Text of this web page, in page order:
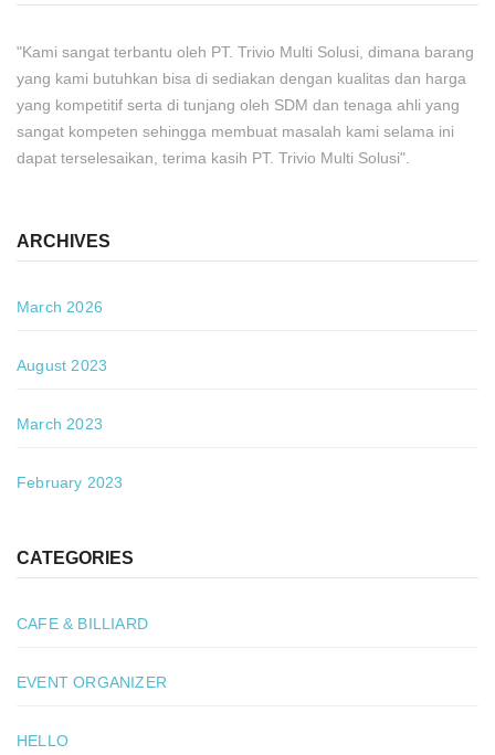
"Kami sangat terbantu oleh PT. Trivio Multi Solusi, dimana barang
yang kami butuhkan bisa di sediakan dengan kualitas dan harga
yang kompetitif serta di tunjang oleh SDM dan tenaga ahli yang
sangat kompeten sehingga membuat masalah kami selama ini
dapat terselesaikan, terima kasih PT. Trivio Multi Solusi".
ARCHIVES
March 2026
August 2023
March 2023
February 2023
CATEGORIES
CAFE & BILLIARD
EVENT ORGANIZER
HELLO